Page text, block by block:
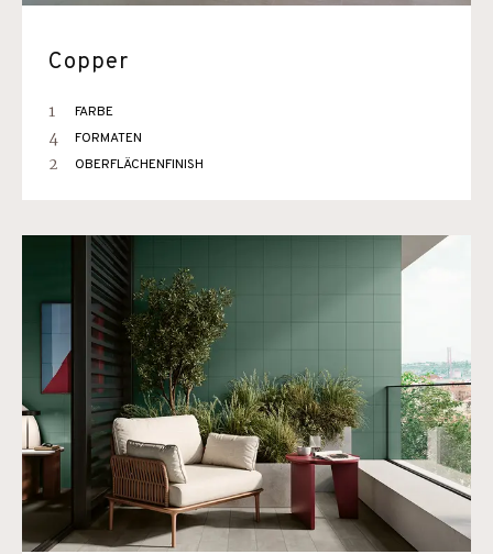
Copper
1 FARBE
4 FORMATEN
2 OBERFLÄCHENFINISH